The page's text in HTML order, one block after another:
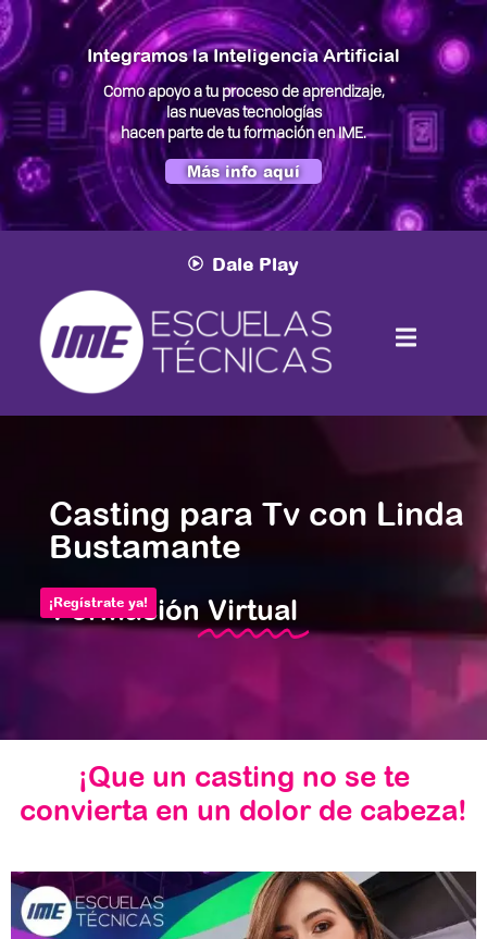
Integramos la Inteligencia Artificial
Como apoyo a tu proceso de aprendizaje,
las nuevas tecnologías
hacen parte de tu formación en IME.
Más info aquí
Dale Play
Casting para Tv con Linda
Bustamante
Formación Virtual
¡Regístrate ya!
¡Que un casting no se te
convierta en un dolor de cabeza!